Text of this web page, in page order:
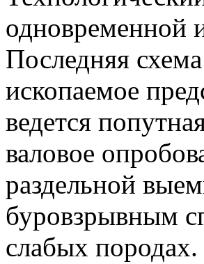
одновременной
Последняя
ископаемое
ведется
валовое
раздельной
буровзрывным
слабых породах.